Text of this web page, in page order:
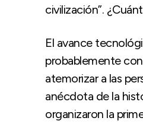
civilización”.
El avance
probablemente
atemorizar a las
anécdota de la
organizaron la